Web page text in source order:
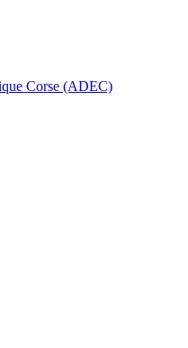
Corse (ADEC)